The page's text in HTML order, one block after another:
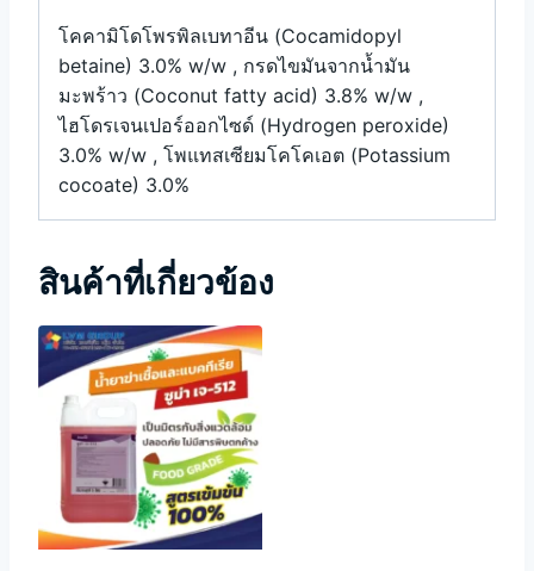
โคคามิโดโพรพิลเบทาอีน (Cocamidopyl
betaine) 3.0% w/w , กรดไขมันจากน้ำมัน
มะพร้าว (Coconut fatty acid) 3.8% w/w ,
ไฮโดรเจนเปอร์ออกไซด์ (Hydrogen peroxide)
3.0% w/w , โพแทสเซียมโคโคเอต (Potassium
cocoate) 3.0%
สินค้าที่เกี่ยวข้อง